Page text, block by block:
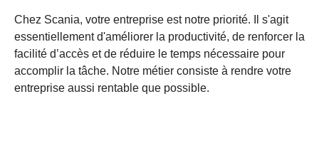
Chez Scania, votre entreprise est notre priorité. Il s'agit
essentiellement d'améliorer la productivité, de renforcer la
facilité d’accès et de réduire le temps nécessaire pour
accomplir la tâche. Notre métier consiste à rendre votre
entreprise aussi rentable que possible.